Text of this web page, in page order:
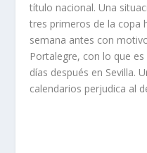
título nacional. Una
tres primeros de la copa
semana antes con
Portalegre, con lo que
días después en Sevilla.
calendarios perjudica al